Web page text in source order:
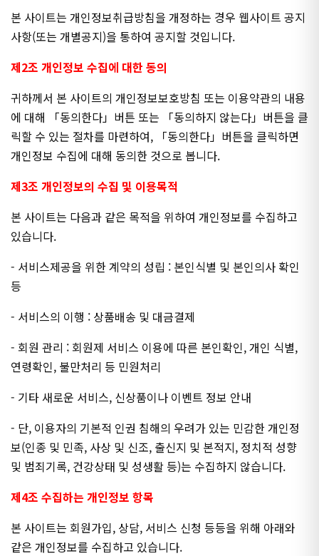
본 사이트는 개인정보취급방침을 개정하는 경우 웹사이트 공지
사항(또는 개별공지)을 통하여 공지할 것입니다.
제2조 개인정보 수집에 대한 동의
귀하께서 본 사이트의 개인정보보호방침 또는 이용약관의 내용
에 대해 「동의한다」버튼 또는 「동의하지 않는다」버튼을 클
릭할 수 있는 절차를 마련하여, 「동의한다」버튼을 클릭하면
개인정보 수집에 대해 동의한 것으로 봅니다.
제3조 개인정보의 수집 및 이용목적
본 사이트는 다음과 같은 목적을 위하여 개인정보를 수집하고
있습니다.
- 서비스제공을 위한 계약의 성립 : 본인식별 및 본인의사 확인
등
- 서비스의 이행 : 상품배송 및 대금결제
- 회원 관리 : 회원제 서비스 이용에 따른 본인확인, 개인 식별,
연령확인, 불만처리 등 민원처리
- 기타 새로운 서비스, 신상품이나 이벤트 정보 안내
- 단, 이용자의 기본적 인권 침해의 우려가 있는 민감한 개인정
보(인종 및 민족, 사상 및 신조, 출신지 및 본적지, 정치적 성향
및 범죄기록, 건강상태 및 성생활 등)는 수집하지 않습니다.
제4조 수집하는 개인정보 항목
본 사이트는 회원가입, 상담, 서비스 신청 등등을 위해 아래와
같은 개인정보를 수집하고 있습니다.